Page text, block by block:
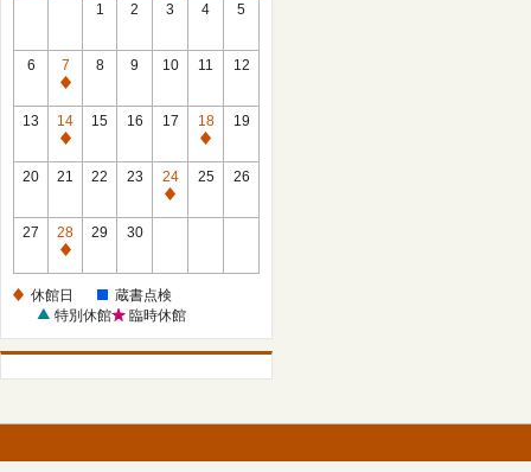
1 2 3 4 5
6
7
休
館
日
8 9 10 11 12
13
14
休
館
15 16 17
18
休
館
19
20 21 22 23
24
休
25 26
27
28
休
日
29 30
休館日
蔵書点検
特別休館
臨時休館